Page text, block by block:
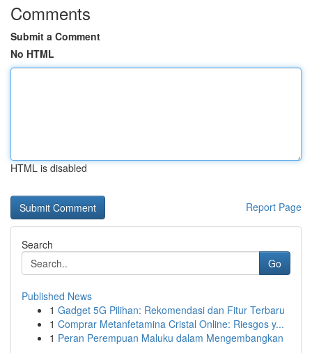
Comments
Submit a Comment
No HTML
HTML is disabled
Report Page
Search
Go
Published News
1 Gadget 5G Pilihan: Rekomendasi dan Fitur Terbaru
1 Comprar Metanfetamina Cristal Online: Riesgos y...
1 Peran Perempuan Maluku dalam Mengembangkan